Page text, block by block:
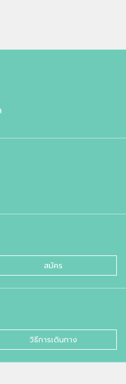
สมัคร
วิธีการเดินทาง